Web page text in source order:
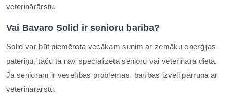
veterinārārstu.
Vai Bavaro Solid ir senioru barība?
Solid var būt piemērota vecākam sunim ar zemāku enerģijas
patēriņu, taču tā nav specializēta senioru vai veterinārā diēta.
Ja senioram ir veselības problēmas, barības izvēli pārrunā ar
veterinārārstu.